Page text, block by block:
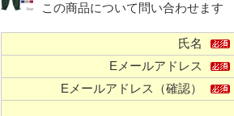
この商品について問い合わせます
氏名
Eメールアドレス
Eメールアドレス（確認）